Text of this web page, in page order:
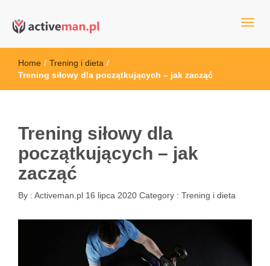
active man – sprzęt sportowy
sportowym
Home / Trening i dieta /
Trening siłowy dla początkujących – jak zacząć
Trening siłowy dla
początkujących – jak
zacząć
By : Activeman.pl 16 lipca 2020 Category : Trening i dieta